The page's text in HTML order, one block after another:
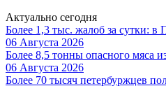
Актуально сегодня
Более 1,3 тыс. жалоб за сутки: в
06 Августа 2026
Более 8,5 тонны опасного мяса
06 Августа 2026
Более 70 тысяч петербуржцев